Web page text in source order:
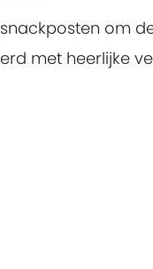
om
met heerlijke